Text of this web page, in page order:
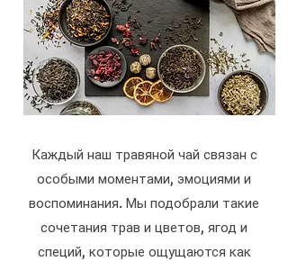
Каждый наш травяной чай связан с
особыми моментами, эмоциями и
воспоминания. Мы подобрали такие
сочетания трав и цветов, ягод и
специй, которые ощущаются как